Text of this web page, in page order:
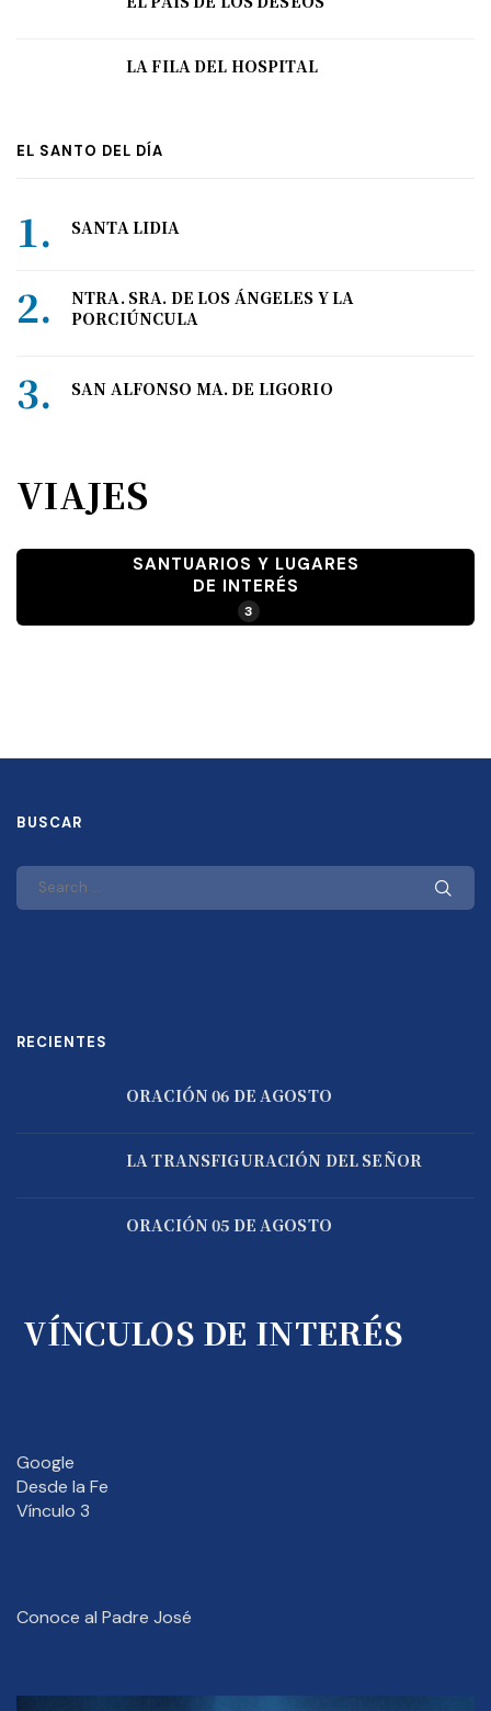
LA FILA DEL HOSPITAL
EL SANTO DEL DÍA
SANTA LIDIA
NTRA. SRA. DE LOS ÁNGELES Y LA
PORCIÚNCULA
SAN ALFONSO MA. DE LIGORIO
VIAJES
SANTUARIOS Y LUGARES
DE INTERÉS
3
BUSCAR
RECIENTES
ORACIÓN 06 DE AGOSTO
LA TRANSFIGURACIÓN DEL SEÑOR
ORACIÓN 05 DE AGOSTO
VÍNCULOS DE INTERÉS
Google
Desde la Fe
Vínculo 3
Conoce al Padre José